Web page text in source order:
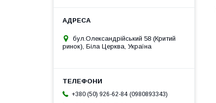
бул.Олександрійський 58 (Критий
ринок), Біла Церква, Україна
+380 (50) 926-62-84 0980893343